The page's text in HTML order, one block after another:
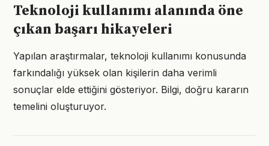
Teknoloji kullanımı alanında öne
çıkan başarı hikayeleri
Yapılan araştırmalar, teknoloji kullanımı konusunda
farkındalığı yüksek olan kişilerin daha verimli
sonuçlar elde ettiğini gösteriyor. Bilgi, doğru kararın
temelini oluşturuyor.